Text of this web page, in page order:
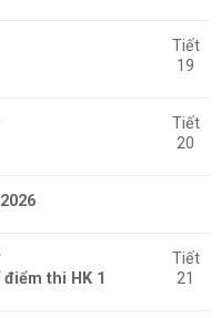
Tiết
19
Tiết
20
thi HK 1
Tiết
21